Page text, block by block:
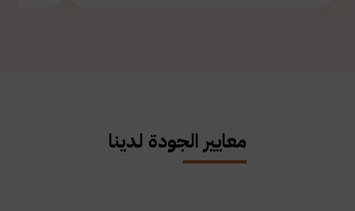
معايير الجودة لدينا